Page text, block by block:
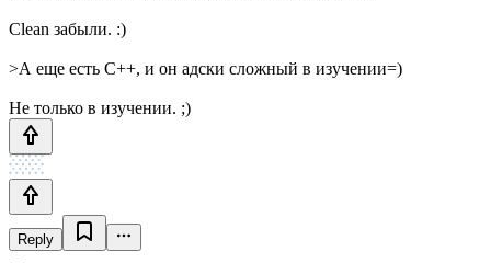
Clean забыли. :)
>А еще есть С++, и он адски сложный в изучении=)
Не только в изучении. ;)
Reply